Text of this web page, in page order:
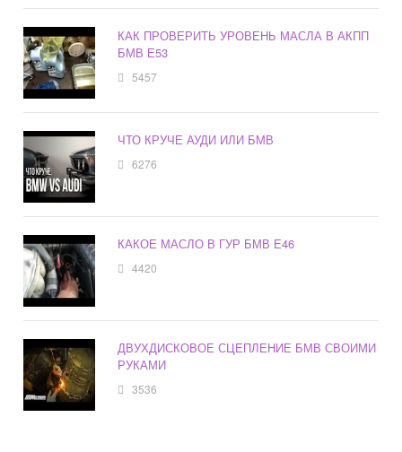
КАК ПРОВЕРИТЬ УРОВЕНЬ МАСЛА В АКПП
БМВ Е53
5457
ЧТО КРУЧЕ АУДИ ИЛИ БМВ
6276
КАКОЕ МАСЛО В ГУР БМВ Е46
4420
ДВУХДИСКОВОЕ СЦЕПЛЕНИЕ БМВ СВОИМИ
РУКАМИ
3536